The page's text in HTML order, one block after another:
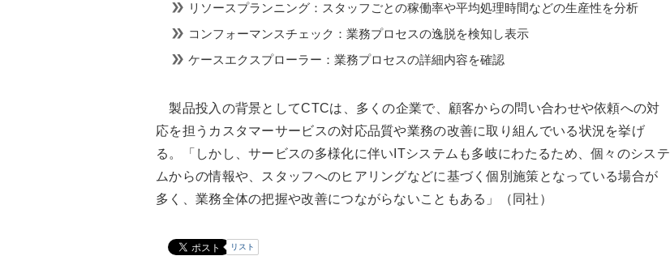
リソースプランニング：スタッフごとの稼働率や平均処理時間などの生産性を分析
コンフォーマンスチェック：業務プロセスの逸脱を検知し表示
ケースエクスプローラー：業務プロセスの詳細内容を確認
製品投入の背景としてCTCは、多くの企業で、顧客からの問い合わせや依頼への対
応を担うカスタマーサービスの対応品質や業務の改善に取り組んでいる状況を挙げ
る。「しかし、サービスの多様化に伴いITシステムも多岐にわたるため、個々のシステ
ムからの情報や、スタッフへのヒアリングなどに基づく個別施策となっている場合が
多く、業務全体の把握や改善につながらないこともある」（同社）
リスト